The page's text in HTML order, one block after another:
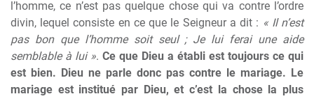
l’homme, ce n’est pas quelque chose qui va contre l’ordre
divin, lequel consiste en ce que le Seigneur a dit : « Il n’est
pas bon que l’homme soit seul ; Je lui ferai une aide
semblable à lui ». Ce que Dieu a établi est toujours ce qui
est bien. Dieu ne parle donc pas contre le mariage. Le
mariage est institué par Dieu, et c’est la chose la plus